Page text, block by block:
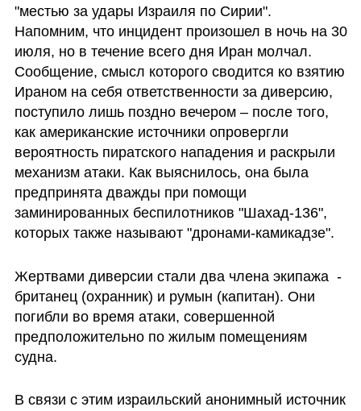
"местью за удары Израиля по Сирии".
Напомним, что инцидент произошел в ночь на 30
июля, но в течение всего дня Иран молчал.
Сообщение, смысл которого сводится ко взятию
Ираном на себя ответственности за диверсию,
поступило лишь поздно вечером – после того,
как американские источники опровергли
вероятность пиратского нападения и раскрыли
механизм атаки. Как выяснилось, она была
предпринята дважды при помощи
заминированных беспилотников "Шахад-136",
которых также называют "дронами-камикадзе".
Жертвами диверсии стали два члена экипажа  -
британец (охранник) и румын (капитан). Они
погибли во время атаки, совершенной
предположительно по жилым помещениям
судна.
В связи с этим израильский анонимный источник